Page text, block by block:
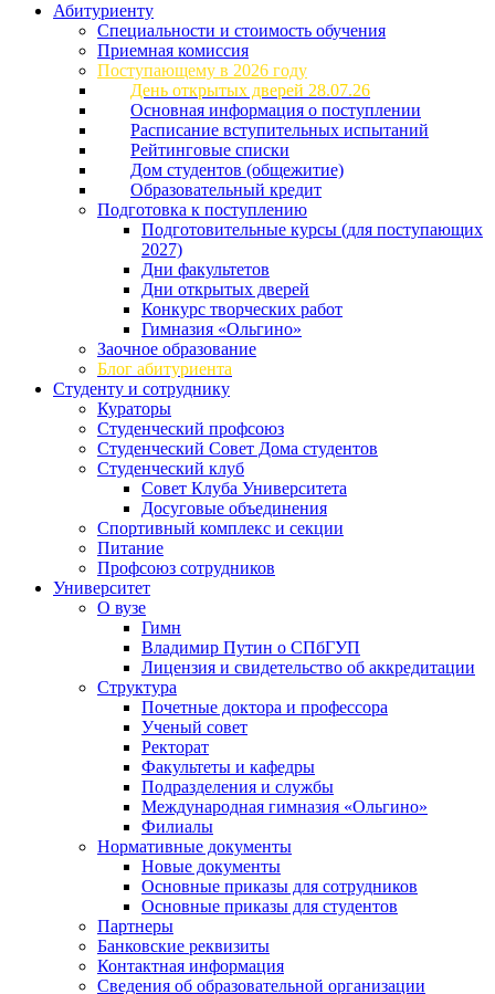
Абитуриенту
Специальности и стоимость обучения
Приемная комиссия
Поступающему в 2026 году
День открытых дверей 28.07.26
Основная информация о поступлении
Расписание вступительных испытаний
Рейтинговые списки
Дом студентов (общежитие)
Образовательный кредит
Подготовка к поступлению
Подготовительные курсы (для поступающих
2027)
Дни факультетов
Дни открытых дверей
Конкурс творческих работ
Гимназия «Ольгино»
Заочное образование
Блог абитуриента
Студенту и сотруднику
Кураторы
Студенческий профсоюз
Студенческий Совет Дома студентов
Студенческий клуб
Совет Клуба Университета
Досуговые объединения
Спортивный комплекс и секции
Питание
Профсоюз сотрудников
Университет
О вузе
Гимн
Владимир Путин о СПбГУП
Лицензия и свидетельство об аккредитации
Структура
Почетные доктора и профессора
Ученый совет
Ректорат
Факультеты и кафедры
Подразделения и службы
Международная гимназия «Ольгино»
Филиалы
Нормативные документы
Новые документы
Основные приказы для сотрудников
Основные приказы для студентов
Партнеры
Банковские реквизиты
Контактная информация
Сведения об образовательной организации